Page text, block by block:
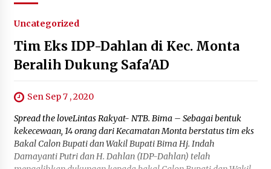
Uncategorized
Tim Eks IDP-Dahlan di Kec. Monta
Beralih Dukung Safa'AD
Sen Sep 7 , 2020
Spread the loveLintas Rakyat- NTB. Bima – Sebagai bentuk
kekecewaan, 14 orang dari Kecamatan Monta berstatus tim eks
Bakal Calon Bupati dan Wakil Bupati Bima Hj. Indah
Damayanti Putri dan H. Dahlan (IDP-Dahlan) telah